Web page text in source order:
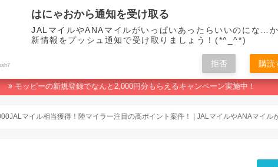
の貯め方 人生なんてマイルで変わる！
モッピーの新規登録でなんと2,000円分もらえるキャンペーン実施中！
マイル相当獲得！陸マイラー注目の高ポイント案件！ | JALマイルやANAマイル
はにゃおから通知を受け取る
JALマイルやANAマイルがいっぱいあったらいいのにな…
新情報をプッシュ通知で受け取りましょう！(*^_^*)
拒否 購読